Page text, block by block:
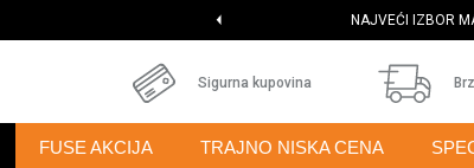
NAJVEĆI IZBOR
Sigurna kupovina
FUSE AKCIJA TRAJNO NISKA CENA